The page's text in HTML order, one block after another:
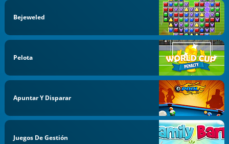
Bejeweled
Pelota
Apuntar Y Disparar
Juegos De Gestión